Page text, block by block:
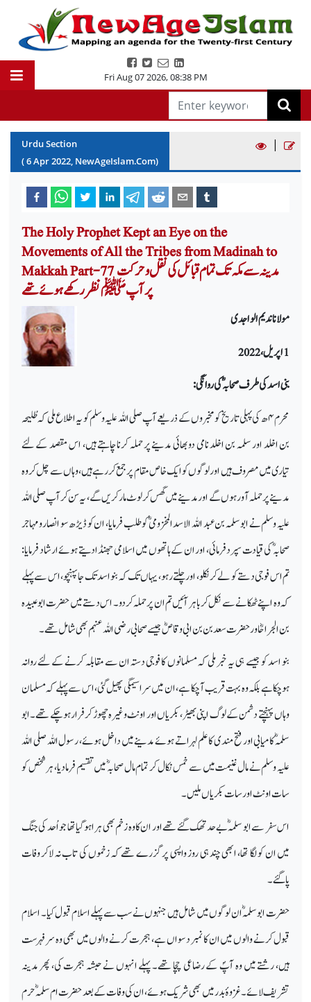
Fri Aug 07 2026,08:38 PM
Urdu Section
(6Apr2022, NewAgeIslam.Com)
|
The Holy Prophet Kept an Eye on the
Movements of All the Tribes from Madinah to
Makkah Part-77 مدینہ سے مکہ تک تمام قبائل کی نقل وحرکت
پرآپ ﷺ نظر رکھے ہوئے تھے
مولانا ندیم الواجدی
1 اپریل، 2022
بنی اسد کی طرف صحابہؓ کی روانگی:
محرم۴ھ کی پہلی تاریخ کو مخبروں کے ذریعے آپ صلی اللہ علیہ وسلم کو یہ اطلاع ملی کہ طُلیحہ
بن اخلد اور سلمہ بن اخلد نامی دو بھائی مدینے پر حملہ کرنا چاہتے ہیں، اس مقصد کے لئے
تیاری میں مصروف ہیں اور لوگوں کو ایک خاص مقام پر جمع کررہے ہیں، وہاں سے چل کر وہ
مدینے پر حملہ آور ہوں گے اور مدینے میں گھس کر لوٹ مار کریں گے، یہ سن کر آپ صلی اللہ
علیہ وسلم نے ابو سلمہ بن عبد اللہ الاسد المخزومیؓ کو طلب فرمایا، ان کو ڈیڑھ سو انصار و مہاجر
صحابہؓ کی قیادت سپرد فرمائی، اور ان کے ہاتھوں میں اسلامی جھنڈا دیتے ہوئے ارشاد فرمایا:
تم اس فوجی دستے کو لے کر نکلو، اور چلتے رہو، یہاں تک کہ بنو اسد تک جا پہنچو، اس سے پہلے
کہ وہ اپنے ٹھکانے سے نکل کر باہر آئیں تم ان پر حملہ کردو۔ اس دستے میں حضرت ابوعبیدہ
بن الجراحؓاور حضرت سعد بن بن ابی وقاصؓ جیسے صحابی رضی اللہ عنہم بھی شامل تھے۔
بنو اسد کو جیسے ہی یہ خبر ملی کہ مسلمانوں کا فوجی دستہ ان سے مقابلہ کرنے کے لئے روانہ
ہوچکا ہے بلکہ وہ بہت قریب آچکا ہے، ان میں سراسیمگی پھیل گئی، اس سے پہلے کہ مسلمان
وہاں پہنچتے دشمن کے لوگ اپنی بھیڑ، بکریاں اور اونٹ وغیرہ چھوڑ کر فرار ہوچکے تھے۔ ابو
سلمہؓ کامیابی اور فتح مندی کا علم لہراتے ہوئے مدینے میں داخل ہوئے، رسول اللہ صلی اللہ
علیہ وسلم نے مال غنیمت میں سے خمس نکال کر تمام مال صحابہؓ میں تقسیم فرمادیا، ہر شخص کو
سات اونٹ اور سات بکریاں ملیں۔
اس سفر سے ابو سلمہؓ بے حد تھک گئے تھے اور ان کا وہ زخم بھی ہرا ہوگیا تھا جو اُحد کی جنگ
میں ان کو لگا تھا، ابھی چند ہی روز واپسی پر گزرے تھے کہ زخموں کی تاب نہ لاکر وفات
پاگئے۔
حضرت ابوسلمہؓ ان لوگوں میں شامل ہیں جنہوں نے سب سے پہلے اسلام قبول کیا۔ اسلام
قبول کرنے والوں میں ان کا نمبر دسواں ہے، ہجرت کرنے والوں میں بھی وہ سر فہرست
ہیں، رشتے میں وہ آپؐ کے رضاعی چچا تھے۔ پہلے انہوں نے حبشہ ہجرت کی، پھر مدینہ
تشریف لائے۔ غزوۂ بدر میں بھی شریک ہوئے، ان کی وفات کے بعد حضرت ام سلمہؓ حرم